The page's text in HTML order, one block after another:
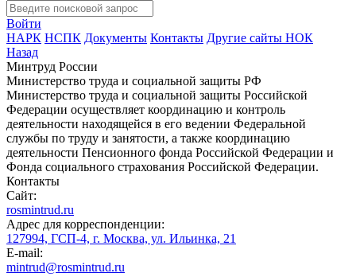
Войти
НАРК НСПК Документы Контакты Другие сайты НОК
Назад
Минтруд России
Министерство труда и социальной защиты РФ
Министерство труда и социальной защиты Российской
Федерации осуществляет координацию и контроль
деятельности находящейся в его ведении Федеральной
службы по труду и занятости, а также координацию
деятельности Пенсионного фонда Российской Федерации и
Фонда социального страхования Российской Федерации.
Контакты
Сайт:
rosmintrud.ru
Адрес для корреспонденции:
127994, ГСП-4, г. Москва, ул. Ильинка, 21
E-mail:
mintrud@rosmintrud.ru